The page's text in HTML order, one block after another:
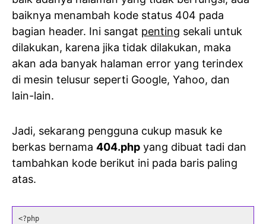
baiknya menambah kode status 404 pada
bagian header. Ini sangat penting sekali untuk
dilakukan, karena jika tidak dilakukan, maka
akan ada banyak halaman error yang terindex
di mesin telusur seperti Google, Yahoo, dan
lain-lain.
Jadi, sekarang pengguna cukup masuk ke
berkas bernama 404.php yang dibuat tadi dan
tambahkan kode berikut ini pada baris paling
atas.
<?php